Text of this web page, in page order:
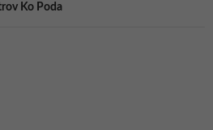
Ko Poda